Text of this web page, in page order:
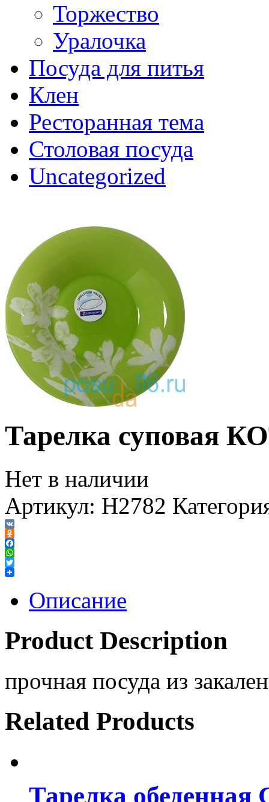
Торжество
Уралочка
Посуда для питья
Клен
Ресторанная тема
Столовая посуда
Uncategorized
Тарелка суповая
Нет в наличии
Артикул: H2782
VK
Odnoklassniki
Facebook
WhatsApp
Twitter
Описание
Product Description
прочная посуда из
Related Products
Тарелка